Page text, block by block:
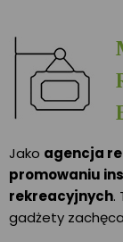
Jako agencja
promowaniu
rekreacyjnych.
gadżety